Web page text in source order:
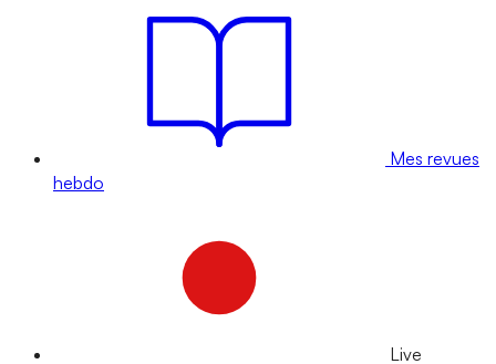
Mes revues
hebdo
Live